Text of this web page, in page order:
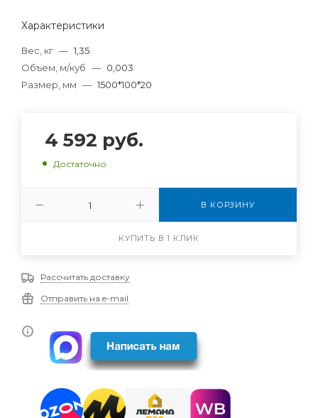
Характеристики
Вес, кг — 1,35
Объем, м/куб — 0,003
Размер, мм — 1500*100*20
4 592 руб.
Достаточно
В КОРЗИНУ
КУПИТЬ В 1 КЛИК
Рассчитать доставку
Отправить на e-mail